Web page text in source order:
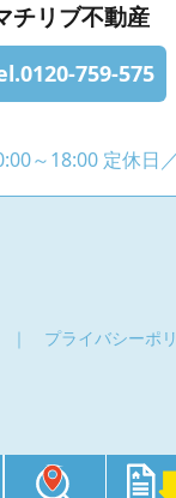
チリブ不動産
759-575
～18:00 定休日
｜ プライバシーポ
sanin life all rights